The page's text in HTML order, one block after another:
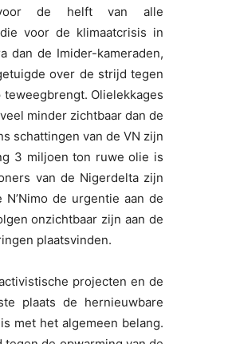
voor de helft van alle
voor de klimaatcrisis in
dan de Imider-kameraden,
over de strijd tegen
Olielekkages
minder zichtbaar dan de
schattingen van de VN zijn
3 miljoen ton ruwe olie is
van de Nigerdelta zijn
de urgentie aan de
onzichtbaar zijn aan de
plaatsvinden.
projecten en de
plaats de hernieuwbare
met het algemeen belang.